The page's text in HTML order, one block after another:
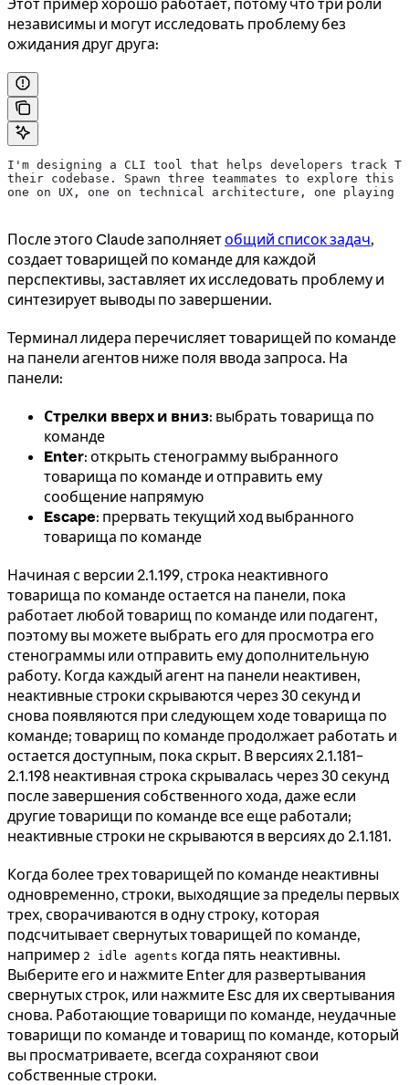
независимы и могут исследовать проблему без
ожидания друг друга:
I'm designing a CLI tool that helps developers track
their codebase. Spawn three teammates to explore
one on UX, one on technical architecture, one playing
После этого Claude заполняетобщий список задач,
создает товарищей по команде для каждой
перспективы, заставляет их исследовать проблему и
синтезирует выводы по завершении.
Терминал лидера перечисляет товарищей по команде
на панели агентов ниже поля ввода запроса. На
панели:
Стрелки вверх и вниз: выбрать товарища по
команде
Enter: открыть стенограмму выбранного
товарища по команде и отправить ему
сообщение напрямую
Escape: прервать текущий ход выбранного
товарища по команде
Начиная с версии 2.1.199, строка неактивного
товарища по команде остается на панели, пока
работает любой товарищ по команде или подагент,
поэтому вы можете выбрать его для просмотра его
стенограммы или отправить ему дополнительную
работу. Когда каждый агент на панели неактивен,
неактивные строки скрываются через 30 секунд и
снова появляются при следующем ходе товарища по
команде; товарищ по команде продолжает работать и
остается доступным, пока скрыт. В версиях 2.1.181–
2.1.198 неактивная строка скрывалась через 30 секунд
после завершения собственного хода, даже если
другие товарищи по команде все еще работали;
неактивные строки не скрываются в версиях до 2.1.181.
Когда более трех товарищей по команде неактивны
одновременно, строки, выходящие за пределы первых
трех, сворачиваются в одну строку, которая
подсчитывает свернутых товарищей по команде,
например 2 idle agents когда пять неактивны.
Выберите его и нажмите Enter для развертывания
свернутых строк, или нажмите Esc для их свертывания
снова. Работающие товарищи по команде, неудачные
товарищи по команде и товарищ по команде, который
вы просматриваете, всегда сохраняют свои
собственные строки.